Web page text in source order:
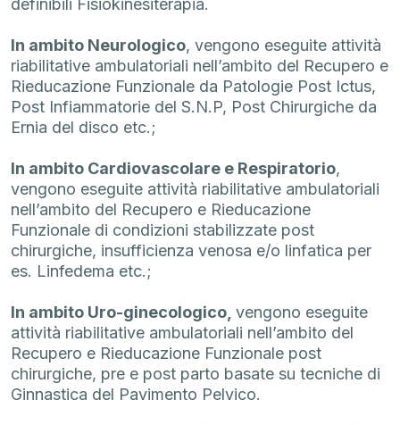
definibili Fisiokinesiterapia.
In ambito Neurologico, vengono eseguite attività
riabilitative ambulatoriali nell’ambito del Recupero e
Rieducazione Funzionale da Patologie Post Ictus,
Post Infiammatorie del S.N.P, Post Chirurgiche da
Ernia del disco etc.;
In ambito Cardiovascolare e Respiratorio,
vengono eseguite attività riabilitative ambulatoriali
nell’ambito del Recupero e Rieducazione
Funzionale di condizioni stabilizzate post
chirurgiche, insufficienza venosa e/o linfatica per
es. Linfedema etc.;
In ambito Uro-ginecologico, vengono eseguite
attività riabilitative ambulatoriali nell’ambito del
Recupero e Rieducazione Funzionale post
chirurgiche, pre e post parto basate su tecniche di
Ginnastica del Pavimento Pelvico.